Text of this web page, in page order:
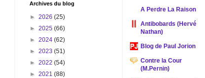
Archives du blog
► 2026 (25)
► 2025 (66)
► 2024 (62)
► 2023 (51)
► 2022 (54)
► 2021 (88)
A Perdre La Raison
Antibobards (Hervé
Nathan)
Blog de Paul Jorion
Contre la Cour
(M.Pernin)